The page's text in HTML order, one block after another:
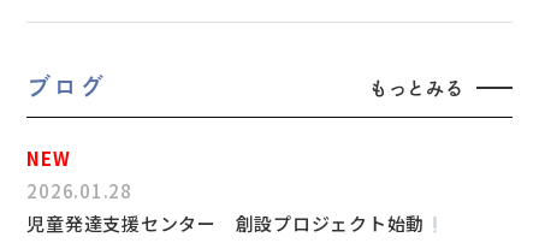
ブログ もっとみる
2026.01.28
児童発達支援センター 創設プロジェクト始動